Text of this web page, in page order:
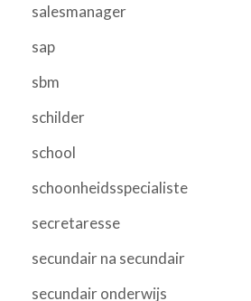
salesmanager
sap
sbm
schilder
school
schoonheidsspecialiste
secretaresse
secundair na secundair
secundair onderwijs